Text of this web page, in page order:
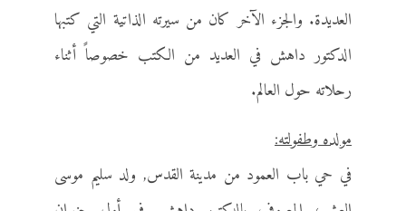
العديدة. والجزء الآخر كان من سيرته الذاتية التي كتبها
الدكتور داهش في العديد من الكتب خصوصاً أثناء
رحلاته حول العالم.
مولده وطفولته:
في حي باب العمود من مدينة القدس, ولد سليم موسى